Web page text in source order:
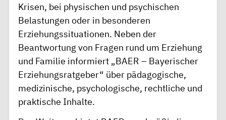
Krisen, bei physischen und psychischen
Belastungen oder in besonderen
Erziehungssituationen. Neben der
Beantwortung von Fragen rund um Erziehung
und Familie informiert „BAER – Bayerischer
Erziehungsratgeber“ über pädagogische,
medizinische, psychologische, rechtliche und
praktische Inhalte.